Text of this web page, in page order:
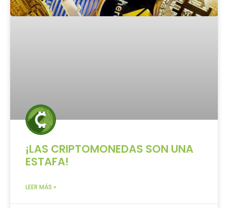
¡LAS CRIPTOMONEDAS SON UNA
ESTAFA!
LEER MÁS »